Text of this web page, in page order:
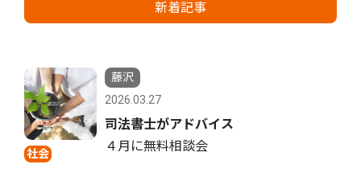
新着記事
社会
藤沢
2026.03.27
司法書士がアドバイス
４月に無料相談会